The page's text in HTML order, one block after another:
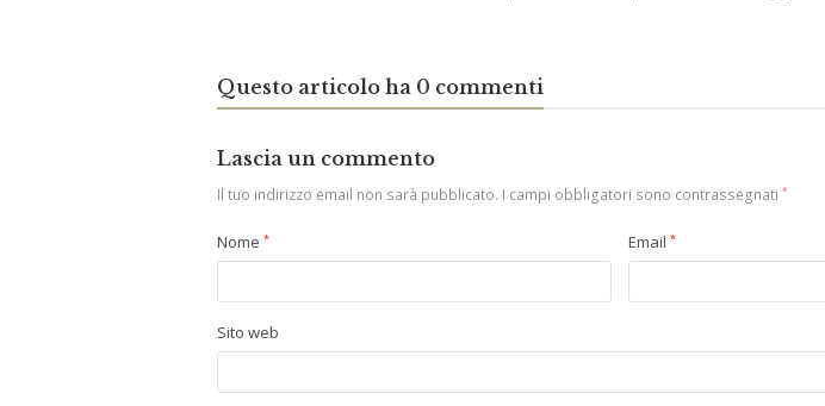
Questo articolo ha 0 commenti
Lascia un commento
Il tuo indirizzo email non sarà pubblicato. I campi obbligatori sono contrassegnati *
Nome * Email *
Sito web